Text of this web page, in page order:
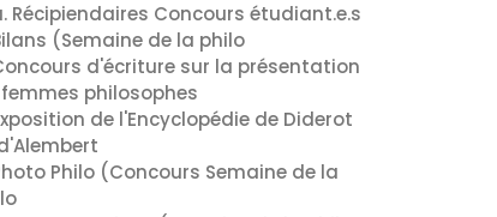
Récipiendaires Concours étudiant.e.s
(Semaine de la philo
d'écriture sur la présentation
philosophes
de l'Encyclopédie de Diderot
Philo (Concours Semaine de la